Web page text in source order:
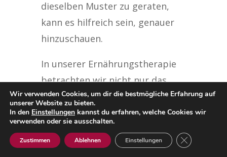
dieselben Muster zu geraten,
kann es hilfreich sein, genauer
hinzuschauen.
In unserer Ernährungstherapie
betrachten wir nicht nur das
Essverhalten selbst, sondern
auch die verschiedenen
beeinflussen können. Dazu
Wir verwenden Cookies, um dir die bestmögliche Erfahrung auf
unserer Website zu bieten.
In den Einstellungen kannst du erfahren, welche Cookies wir
verwenden oder sie ausschalten.
Zustimmen Ablehnen Einstellungen GDPR